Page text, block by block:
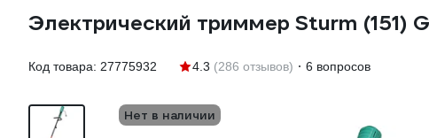
Электрический триммер Sturm (151)
Код товара: 27775932 4.3 (286 отзывов) 6 вопросов
Нет в наличии